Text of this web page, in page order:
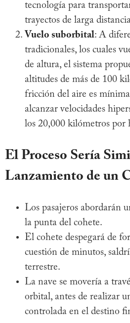
tecnología para
trayectos de larga
Vuelo suborbital: A
tradicionales, los cuales
de altura, el sistema
altitudes de más de 100
fricción del aire es
alcanzar velocidades
los 20,000 kilómetros por
El Proceso Sería
Lanzamiento de un
Los pasajeros abordarán
la punta del cohete.
El cohete despegará de
cuestión de minutos,
terrestre.
La nave se movería a
orbital, antes de realizar
controlada en el destino